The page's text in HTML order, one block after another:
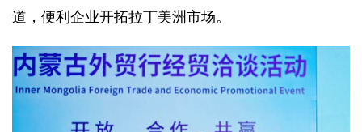
道，便利企业开拓拉丁美洲市场。